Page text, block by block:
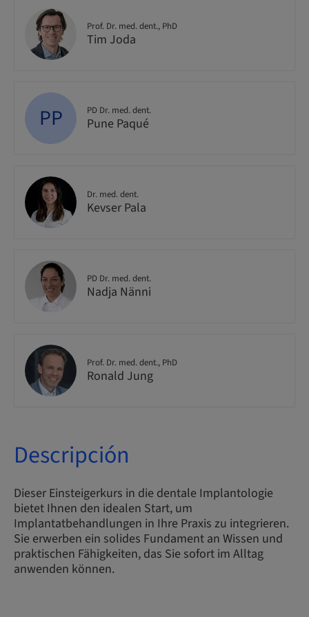
Prof. Dr. med. dent., PhD
Tim Joda
PP PD Dr. med. dent.
Pune Paqué
Dr. med. dent.
Kevser Pala
PD Dr. med. dent.
Nadja Nänni
Prof. Dr. med. dent., PhD
Ronald Jung
Descripción
Dieser Einsteigerkurs in die dentale Implantologie
bietet Ihnen den idealen Start, um
Implantatbehandlungen in Ihre Praxis zu integrieren.
Sie erwerben ein solides Fundament an Wissen und
praktischen Fähigkeiten, das Sie sofort im Alltag
anwenden können.